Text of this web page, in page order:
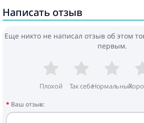
Написать отзыв
Еще никто не написал отзыв об этом
первым.
Плохой Так себеНормальный
Ваш отзыв: